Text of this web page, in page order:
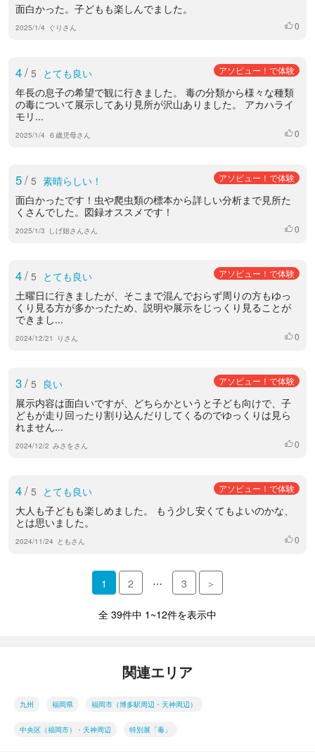
面白かった。子どもも楽しんでました。
2025/1/4 ぐりさん いいね
0
4/ 5 とても良い アソビュー！で体験
年長の息子の希望で観に行きました。 毒の分類から様々な種類
の毒について展示してあり見所が沢山ありました。 アカハライ
モリ...
2025/1/4 ６歳児母さん いいね
0
5/ 5 素晴らしい！ アソビュー！で体験
面白かったです！虫や爬虫類の標本から詳しい分析まで見所た
くさんでした。図録オススメです！
2025/1/3 しげ姐さんさん いいね
0
4/ 5 とても良い アソビュー！で体験
土曜日に行きましたが、そこまで混んでおらず周りの方もゆっ
くり見る方が多かったため、説明や展示をじっくり見ることが
できまし...
2024/12/21 りさん いいね
0
3/ 5 良い アソビュー！で体験
展示内容は面白いですが、どちらかというと子ども向けで、子
どもが走り回ったり割り込んだりしてくるのでゆっくりは見ら
れません...
2024/12/2 みさをさん いいね
0
4/ 5 とても良い アソビュー！で体験
大人も子どもも楽しめました。 もう少し安くてもよいのかな、
とは思いました。
2024/11/24 ともさん いいね
0
1 2 … 3 ＞
全 39件中 1~12件を表示中
関連エリア
九州 福岡県 福岡市（博多駅周辺・天神周辺）
中央区（福岡市）・天神周辺 特別展「毒」